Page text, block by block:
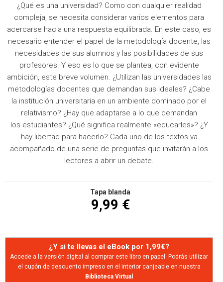
¿Qué es una universidad? Como con cualquier realidad
compleja, se necesita considerar varios elementos para
acercarse hacia una respuesta equilibrada. En este caso, es
necesario entender el papel de la metodología docente, las
necesidades de sus alumnos y las posibilidades de sus
profesores. Y eso es lo que se plantea, con evidente
ambición, este breve volumen. ¿Utilizan las universidades las
metodologías docentes que demandan sus ideales? ¿Cabe
la institución universitaria en un ambiente dominado por el
relativismo? ¿Hay que adaptarse a lo que demandan
los estudiantes? ¿Qué significa realmente «educarles»? ¿Y
hay libertad para hacerlo? Cada uno de los textos va
acompañado de una serie de preguntas que invitarán a los
lectores a abrir un debate.
Tapa blanda
9,99 €
¿Y si te llevas el eBook por 1,99€?
Accede a la versión digital al comprar este libro en papel. Podrás utilizar
el cupón de descuento impreso en el interior canjeable en nuestra
Biblioteca Virtual